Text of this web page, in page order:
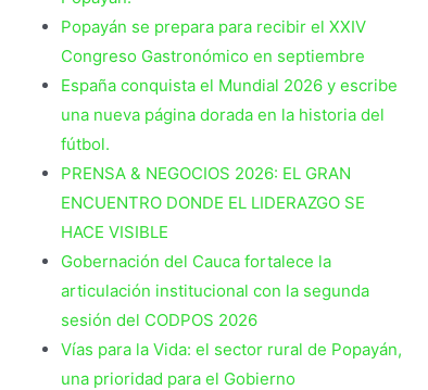
Popayán se prepara para recibir el XXIV
Congreso Gastronómico en septiembre
España conquista el Mundial 2026 y escribe
una nueva página dorada en la historia del
fútbol.
PRENSA & NEGOCIOS 2026: EL GRAN
ENCUENTRO DONDE EL LIDERAZGO SE
HACE VISIBLE
Gobernación del Cauca fortalece la
articulación institucional con la segunda
sesión del CODPOS 2026
Vías para la Vida: el sector rural de Popayán,
una prioridad para el Gobierno